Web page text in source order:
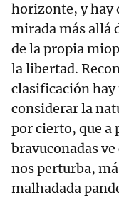
horizonte, y hay
mirada más allá
de la propia
la libertad.
clasificación hay
considerar la
por cierto, que a
bravuconadas
nos perturba,
malhadada